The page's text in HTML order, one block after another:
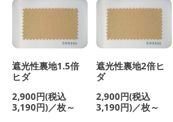
遮光性裏地1.5倍
ヒダ
2,900円(税込
3,190円)／枚～
遮光性裏地2倍ヒ
ダ
2,900円(税込
3,190円)／枚～